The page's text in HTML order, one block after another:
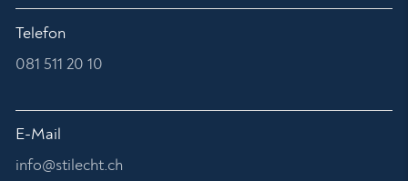
Telefon
081 511 20 10
E-Mail
nf
st l cht ch